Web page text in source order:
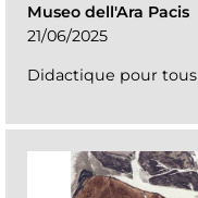
Museo dell'Ara Pacis
21/06/2025
Didactique pour tous